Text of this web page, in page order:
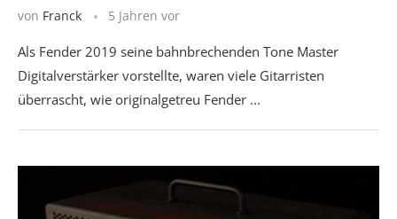
von Franck 5 Jahren vor
Als Fender 2019 seine bahnbrechenden Tone Master
Digitalverstärker vorstellte, waren viele Gitarristen
überrascht, wie originalgetreu Fender ...